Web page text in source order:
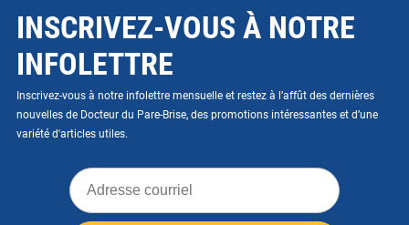
INSCRIVEZ-VOUS À NOTRE
INFOLETTRE
Inscrivez-vous à notre infolettre mensuelle et restez à l’affût des dernières
nouvelles de Docteur du Pare-Brise, des promotions intéressantes et d’une
variété d'articles utiles.
Adresse
courriel